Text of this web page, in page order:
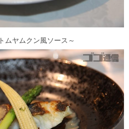
ヤムクン風ソース～